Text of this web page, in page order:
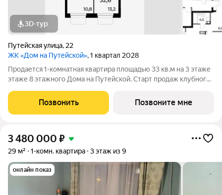
3D-тур
Путейская улица, 22
ЖК «Дом на Путейской», 1 квартал 2028
Продается 1-комнатная квартира площадью 33 кв.м на 3 этаже
этаже 8 этажного Дома на Путейской. Старт продаж клубного
от ГК АГРОСПЕЦТЕХ средней этажности (8 этажей) в
Канавинском районе, рядом
Позвонить Позвоните мне
3 480 000 ₽
29 м² 1-комн. квартира 3 этаж из 9
онлайн показ